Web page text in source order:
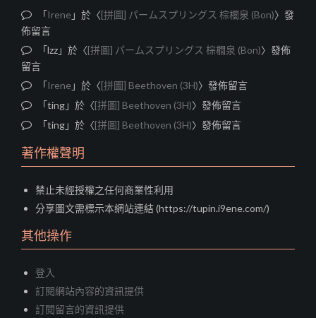
「 Irene 」於〈[拼圖] パームスプリングス 棕櫚泉 (Bon)〉發
佈留言
「 lzz 」於〈[拼圖] パームスプリングス 棕櫚泉 (Bon)〉發佈
留言
「 Irene 」於〈[拼圖] Beethoven (3H)〉發佈留言
「 ting 」於〈[拼圖] Beethoven (3H)〉發佈留言
「 ting 」於〈[拼圖] Beethoven (3H)〉發佈留言
著作權聲明
禁止未經授權之任何商業性利用
分享圖文需標示本網站連結 (https://tupin.i9ene.com/)
其他操作
登入
訂閱網站內容的資訊提供
訂閱留言的資訊提供